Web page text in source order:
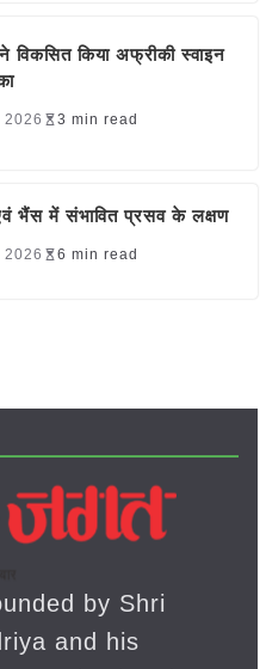
किया अफ्रीकी स्वाइन
2026 3 min read
भैंस में संभावित प्रसव के लक्षण
2026 6 min read
by Shri
and his